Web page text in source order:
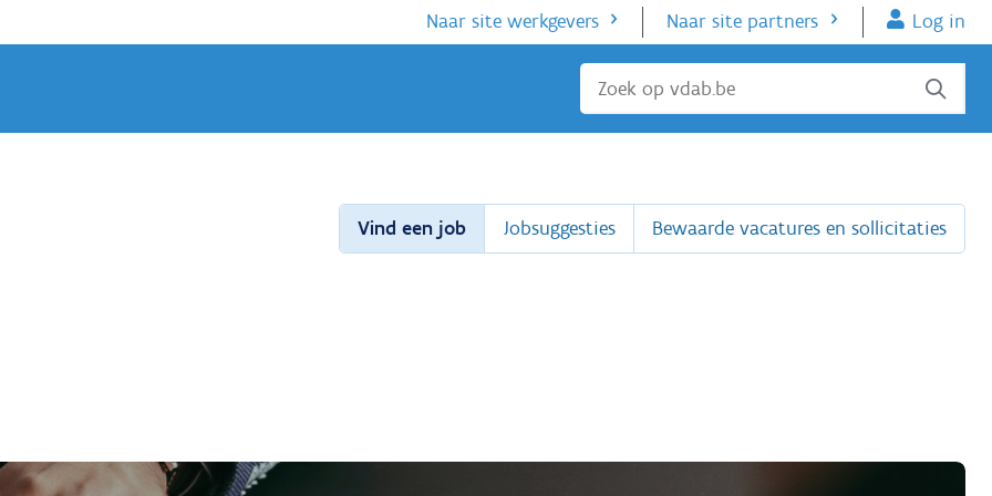
Naar site werkgevers Naar site partners Log in
Sluiten
Vind een job Jobsuggesties Bewaarde vacatures en sollicitaties